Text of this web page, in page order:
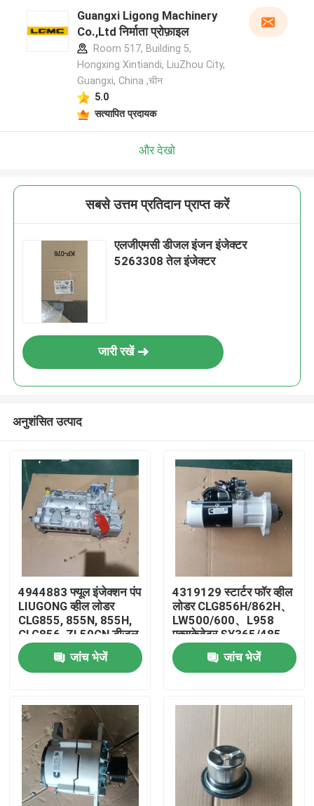
घर
उत्पादों
वीडियो
Guangxi Ligong Machinery
Co.,Ltd निर्माता प्रोफ़ाइल
Room 517, Building 5,
Hongxing Xintiandi, LiuZhou City,
Guangxi, China ,चीन
5.0
सत्यापित प्रदायक
और देखो
सबसे उत्तम प्रतिदान प्राप्त करें
एलजीएमसी डीजल इंजन इंजेक्टर
5263308 तेल इंजेक्टर
जारी रखें
अनुशंसित उत्पाद
4944883 फ्यूल इंजेक्शन पंप
LIUGONG व्हील लोडर
CLG855, 855N, 855H,
CLG856, ZL50CN डीजल
इंजन असेंबली 6BT5.9,
6BTA5.9 के लिए
जांच भेजें
4319129 स्टार्टर फॉर व्हील
लोडर CLG856H/862H、
LW500/600、L958
एक्सकेवेटर SY365/485、
CLG936/950 डीजल इंजन
Assy ISM11 / QSM11
जांच भेजें